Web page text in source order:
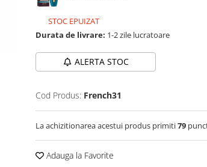
STOC EPUIZAT
Durata de livrare: 1-2 zile lucratoare
ALERTA STOC
Cod Produs: French31
La achizitionarea acestui produs primiti79
Adauga la Favorite